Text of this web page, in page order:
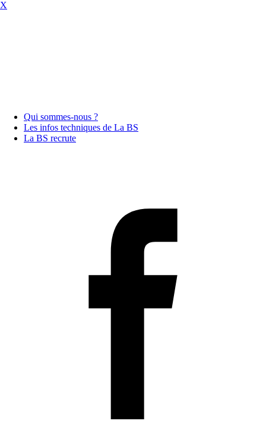
X
Qui sommes-nous ?
Les infos techniques de La BS
La BS recrute